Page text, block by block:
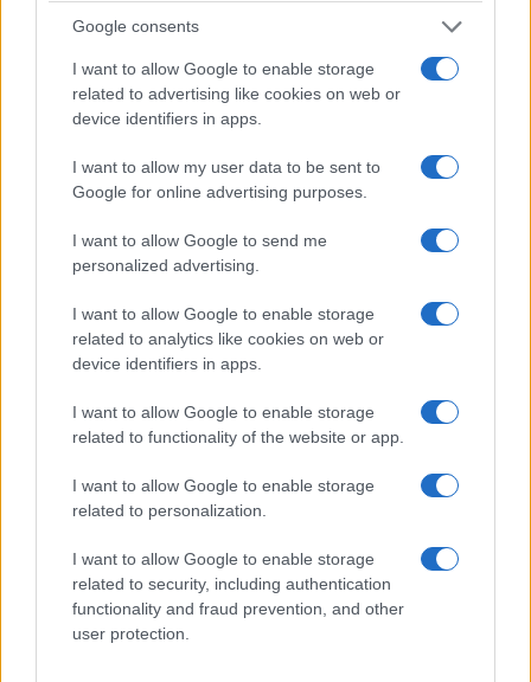
Google consents
I want to allow Google to enable storage
related to advertising like cookies on web or
device identifiers in apps.
I want to allow my user data to be sent to
Google for online advertising purposes.
I want to allow Google to send me
personalized advertising.
I want to allow Google to enable storage
related to analytics like cookies on web or
device identifiers in apps.
I want to allow Google to enable storage
related to functionality of the website or app.
I want to allow Google to enable storage
related to personalization.
I want to allow Google to enable storage
related to security, including authentication
functionality and fraud prevention, and other
user protection.
ΤΕΧΝΟΛΟΓΙΑ & ΕΠΙΣΤΗΜΗ
Η ΕΕ βάζει στο στόχαστρο το Instagram και το
Facebook: «Το ατελείωτο σκρολάρισμα προκαλεί
εθισμό»
10/07/2026 - 11:44μμ
ΤΕΧΝΟΛΟΓΙΑ & ΕΠΙΣΤΗΜΗ
Ελληνίδα επιστήμονας κέρδισε το Βραβείο